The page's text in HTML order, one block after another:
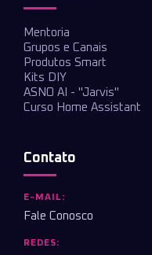
Mentoria
Grupos e Canais
Produtos Smart
Kits DIY
ASNO AI - "Jarvis"
Curso Home Assistant
Contato
E-MAIL:
Fale Conosco
REDES: